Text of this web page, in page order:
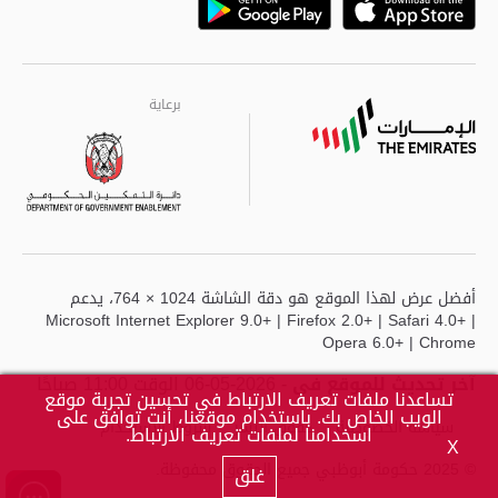
Google
Playstore
برعاية
برعاية
أفضل عرض لهذا الموقع هو دقة الشاشة 1024 × 764، يدعم
Microsoft Internet Explorer 9.0+ | Firefox 2.0+ | Safari 4.0+ |
Opera 6.0+ | Chrome
آخر تحديث للموقع في- 2026-05-06 الوقت 11:00 صباحًا
سياسة الخصوصية حقوق النشر
شروط الاستخدام
X
تساعدنا ملفات تعريف الارتباط في تحسين تجربة موقع
الويب الخاص بك. باستخدام موقعنا، أنت توافق على
اسخدامنا لملفات تعريف الارتباط.
غلق